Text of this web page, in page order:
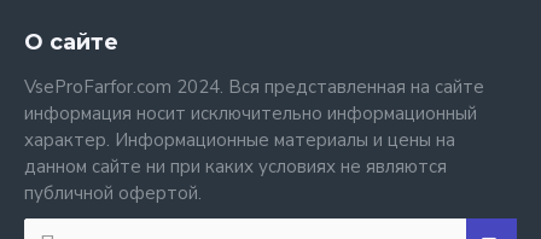
О сайте
VseProFarfor.com 2024. Вся представленная на сайте
информация носит исключительно информационный
характер. Информационные материалы и цены на
данном сайте ни при каких условиях не являются
публичной офертой.